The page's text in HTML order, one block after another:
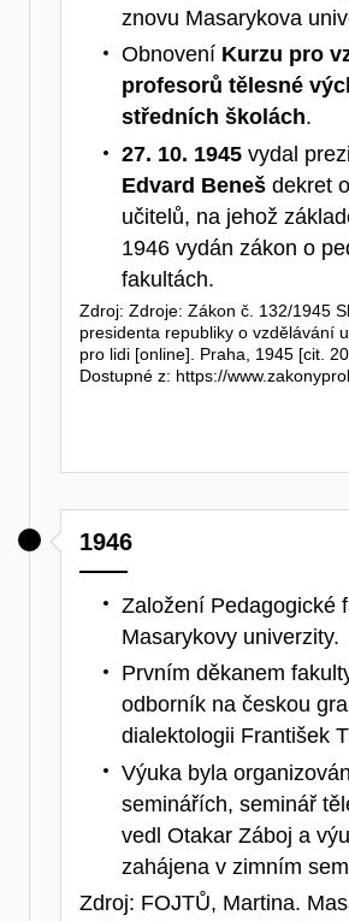
znovu Masarykova
Obnovení Kurzu pro
profesorů tělesné
středních školách.
27. 10. 1945 vydal
Edvard Beneš dekret
učitelů, na jehož
1946 vydán zákon o
fakultách.
Zdroj: Zdroje: Zákon č. 132/1945
presidenta republiky o vzdělávání
pro lidi [online]. Praha, 1945 [cit.
Dostupné z: https://
1946
Založení Pedagogické
Masarykovy univerzity.
Prvním děkanem
odborník na českou
dialektologii František
Výuka byla
seminářích, seminář
vedl Otakar Záboj a
zahájena v zimním
Zdroj: FOJTŮ, Martina.